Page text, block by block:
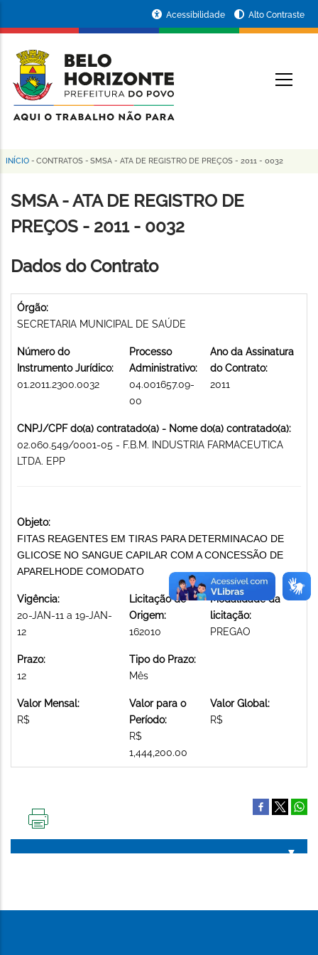
conteúdo
principal
da
Prefeitura
de
Horizonte
Acessibilidade Alto Contraste
Trilha
de
navegação
INÍCIO - CONTRATOS - SMSA - ATA DE REGISTRO DE PREÇOS - 2011 - 0032
SMSA - ATA DE REGISTRO DE
PREÇOS - 2011 - 0032
Dados do Contrato
Órgão:
SECRETARIA MUNICIPAL DE SAÚDE
Número do
Instrumento Jurídico:
01.2011.2300.0032
Processo
Administrativo:
04.001657.09-
00
Ano da Assinatura
do Contrato:
2011
CNPJ/CPF do(a) contratado(a) - Nome do(a) contratado(a):
02.060.549/0001-05 - F.B.M. INDUSTRIA FARMACEUTICA
LTDA. EPP
Objeto:
FITAS REAGENTES EM TIRAS PARA DETERMINACAO DE
GLICOSE NO SANGUE CAPILAR COM A CONCESSÃO DE
APARELHODE COMODATO
Vigência:
20-JAN-11 a 19-JAN-
12
Licitação de
Origem:
162010
Modalidade da
licitação:
PREGAO
Prazo:
12
Tipo do Prazo:
Mês
Valor Mensal:
R$
Valor para o
Período:
R$
1,444,200.00
Valor Global:
R$
PÁGINA